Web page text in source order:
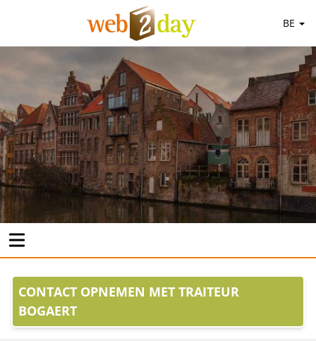
BE
CONTACT OPNEMEN MET TRAITEUR
BOGAERT